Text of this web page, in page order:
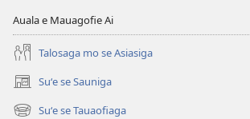
SU‘ESU‘EGA
Auala e Mauagofie Ai
Talosaga mo se Asiasiga
Suʻe se Sauniga
(tatala
se
Suʻe se Tauaofiaga